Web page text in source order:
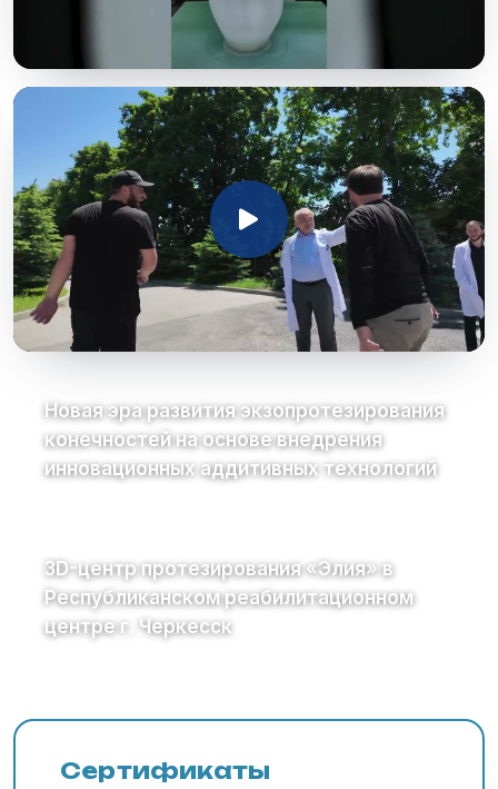
Новая эра развития экзопротезирования
конечностей на основе внедрения
инновационных аддитивных технологий
3D-центр протезирования «Элия» в
Республиканском реабилитационном
центре г. Черкесск
Сертификаты